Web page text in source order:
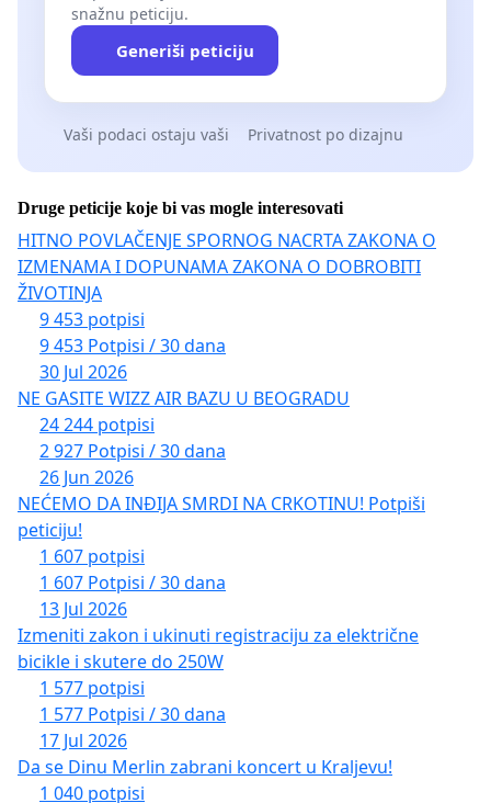
snažnu peticiju.
Generiši peticiju
Vaši podaci ostaju vaši Privatnost po dizajnu
Druge peticije koje bi vas mogle interesovati
HITNO POVLAČENJE SPORNOG NACRTA ZAKONA O
IZMENAMA I DOPUNAMA ZAKONA O DOBROBITI
ŽIVOTINJA
9 453 potpisi
9 453 Potpisi / 30 dana
30 Jul 2026
NE GASITE WIZZ AIR BAZU U BEOGRADU
24 244 potpisi
2 927 Potpisi / 30 dana
26 Jun 2026
NEĆEMO DA INĐIJA SMRDI NA CRKOTINU! Potpiši
peticiju!
1 607 potpisi
1 607 Potpisi / 30 dana
13 Jul 2026
Izmeniti zakon i ukinuti registraciju za električne
bicikle i skutere do 250W
1 577 potpisi
1 577 Potpisi / 30 dana
17 Jul 2026
Da se Dinu Merlin zabrani koncert u Kraljevu!
1 040 potpisi